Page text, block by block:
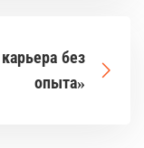
без
опыта»